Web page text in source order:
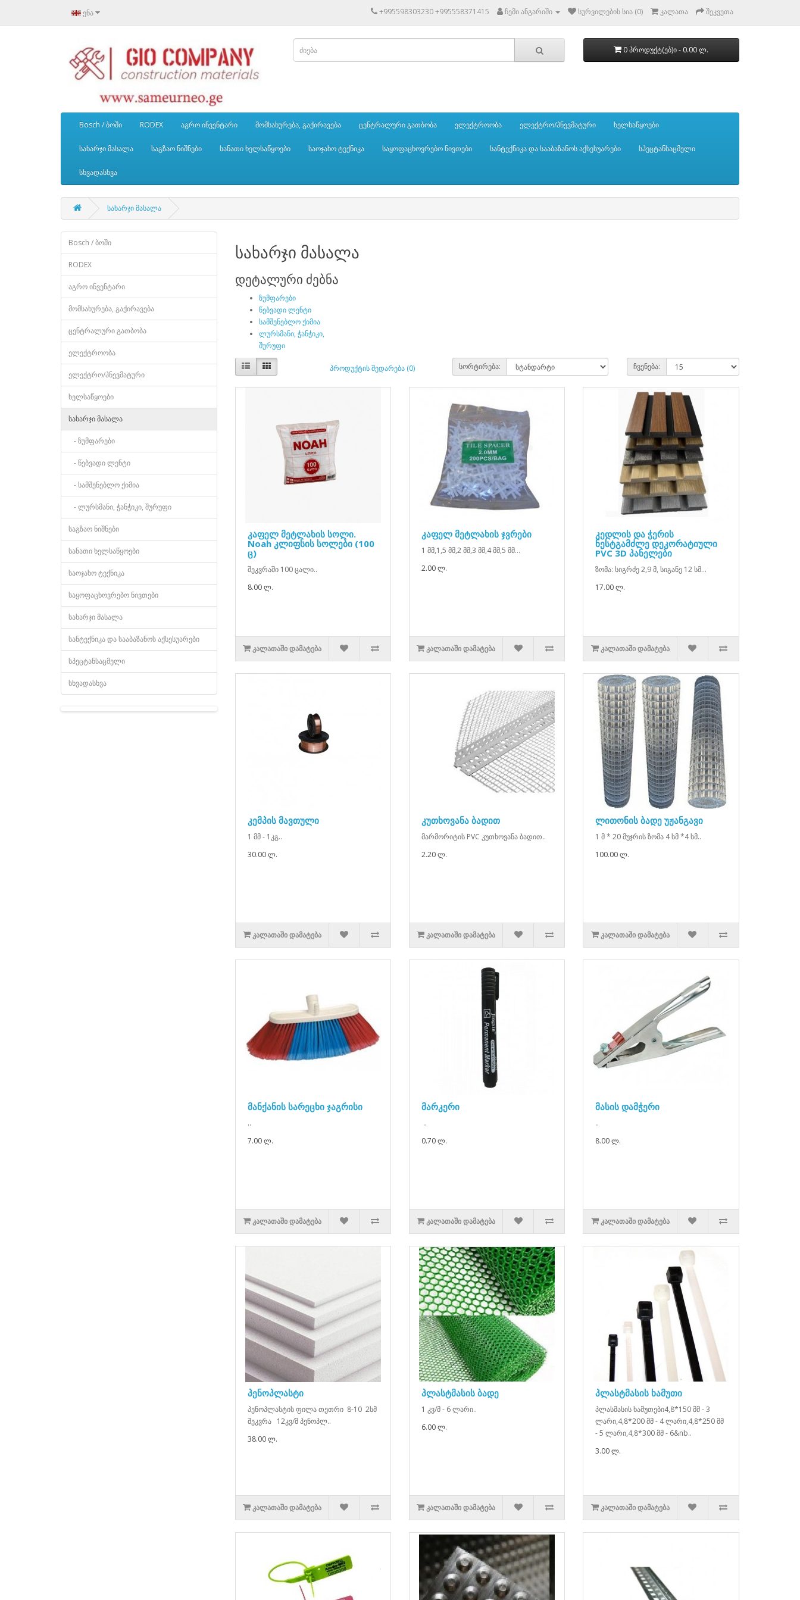
ენა +995598303230 +995558371415 ჩემი ანგარიში სურვილების სია (0) კალათა შეკვეთა
0 პროდუქტ(ებ)ი - 0.00 ლ.
Bosch / ბოში RODEX აგრო ინვენტარი მომსახურება, გაქირავება ცენტრალური გათბობა ელექტროობა ელექტრო/პნევმატური ხელსაწყოები
სახარჯი მასალა საგზაო ნიშნები სანათი ხელსაწყოები საოჯახო ტექნიკა საყოფაცხოვრებო ნივთები სანტექნიკა და სააბაზანოს აქსესუარები სპეცტანსაცმელი
სხვადასხვა
სახარჯი მასალა
Bosch / ბოში
RODEX
აგრო ინვენტარი
მომსახურება, გაქირავება
ცენტრალური გათბობა
ელექტროობა
ელექტრო/პნევმატური
ხელსაწყოები
სახარჯი მასალა
- ზუმფარები
- წებვადი ლენტი
- სამშენებლო ქიმია
- ლურსმანი, ჭანჭიკი, შურუფი
საგზაო ნიშნები
სანათი ხელსაწყოები
საოჯახო ტექნიკა
საყოფაცხოვრებო ნივთები
სახარჯი მასალა
სანტექნიკა და სააბაზანოს აქსესუარები
სპეცტანსაცმელი
სხვადასხვა
სახარჯი მასალა
დეტალური ძებნა
ზუმფარები
წებვადი ლენტი
სამშენებლო ქიმია
ლურსმანი, ჭანჭიკი,
შურუფი
პროდუქტის შედარება (0) სორტირება: ჩვენება:
კაფელ მეტლახის სოლი.
Noah კლიფსის სოლები (100
ც)
შეკვრაში 100 ცალი..
8.00 ლ.
ᲙᲐᲚᲐᲗᲐᲨᲘ ᲓᲐᲛᲐᲢᲔᲑᲐ
კაფელ მეტლახის ჯვრები
1 მმ,1,5 მმ,2 მმ,3 მმ,4 მმ,5 მმ...
2.00 ლ.
ᲙᲐᲚᲐᲗᲐᲨᲘ ᲓᲐᲛᲐᲢᲔᲑᲐ
კედლის და ჭერის
ნესტგამძლე დეკორატიული
PVC 3D პანელები
ზომა: სიგრძე 2,9 მ, სიგანე 12 სმ...
17.00 ლ.
ᲙᲐᲚᲐᲗᲐᲨᲘ ᲓᲐᲛᲐᲢᲔᲑᲐ
კემპის მავთული
1 მმ - 1კგ..
30.00 ლ.
ᲙᲐᲚᲐᲗᲐᲨᲘ ᲓᲐᲛᲐᲢᲔᲑᲐ
კუთხოვანა ბადით
მარმორიტის PVC კუთხოვანა ბადით..
2.20 ლ.
ᲙᲐᲚᲐᲗᲐᲨᲘ ᲓᲐᲛᲐᲢᲔᲑᲐ
ლითონის ბადე უჟანგავი
1 მ * 20 მუჯრის ზომა 4 სმ *4 სმ..
100.00 ლ.
ᲙᲐᲚᲐᲗᲐᲨᲘ ᲓᲐᲛᲐᲢᲔᲑᲐ
მანქანის სარეცხი ჯაგრისი
..
7.00 ლ.
ᲙᲐᲚᲐᲗᲐᲨᲘ ᲓᲐᲛᲐᲢᲔᲑᲐ
მარკერი
..
0.70 ლ.
ᲙᲐᲚᲐᲗᲐᲨᲘ ᲓᲐᲛᲐᲢᲔᲑᲐ
მასის დამჭერი
..
8.00 ლ.
ᲙᲐᲚᲐᲗᲐᲨᲘ ᲓᲐᲛᲐᲢᲔᲑᲐ
პენოპლასტი
პენოპლასტის ფილა თეთრი 8-10 2სმ
შეკვრა 12კვ/მ პენოპლ..
38.00 ლ.
ᲙᲐᲚᲐᲗᲐᲨᲘ ᲓᲐᲛᲐᲢᲔᲑᲐ
პლასტმასის ბადე
1 კვ/მ - 6 ლარი..
6.00 ლ.
ᲙᲐᲚᲐᲗᲐᲨᲘ ᲓᲐᲛᲐᲢᲔᲑᲐ
პლასტმასის ხამუთი
პლასმასის ხამუთები4,8*150 მმ - 3
ლარი,4,8*200 მმ - 4 ლარი,4,8*250 მმ
- 5 ლარი,4,8*300 მმ - 6&nb..
3.00 ლ.
ᲙᲐᲚᲐᲗᲐᲨᲘ ᲓᲐᲛᲐᲢᲔᲑᲐ